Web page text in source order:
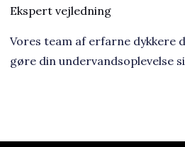
Ekspert vejledning​
Vores team af erfarne dykkere
gøre din undervandsoplevelse